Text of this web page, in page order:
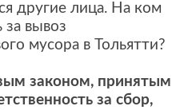
другие лица. На ком
за вывоз
мусора в Тольятти?
законом, принятым
за сбор,